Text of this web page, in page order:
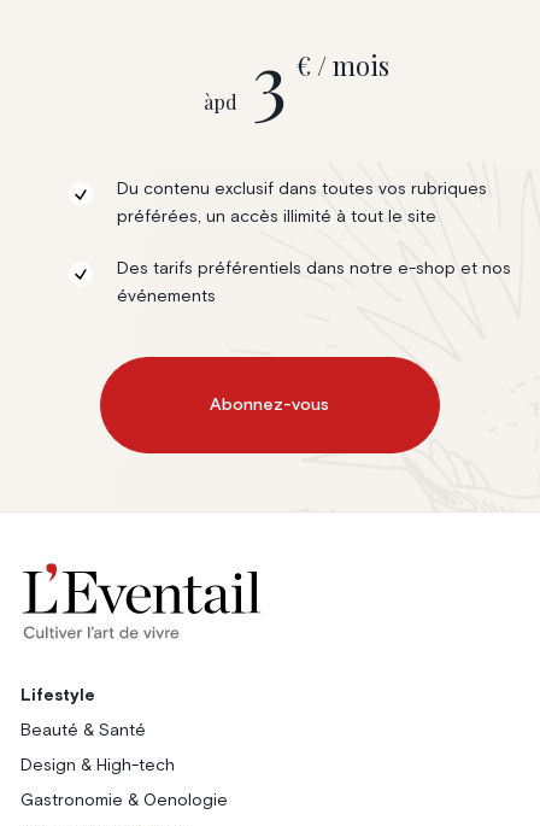
àpd 3 € / mois
Du contenu exclusif dans toutes vos rubriques
préférées, un accès illimité à tout le site
Des tarifs préférentiels dans notre e-shop et nos
événements
Abonnez-vous
Lifestyle
Beauté & Santé
Design & High-tech
Gastronomie & Oenologie